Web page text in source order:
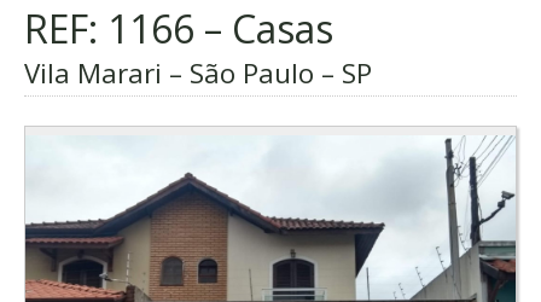
REF: 1166 – Casas
Vila Marari – São Paulo – SP